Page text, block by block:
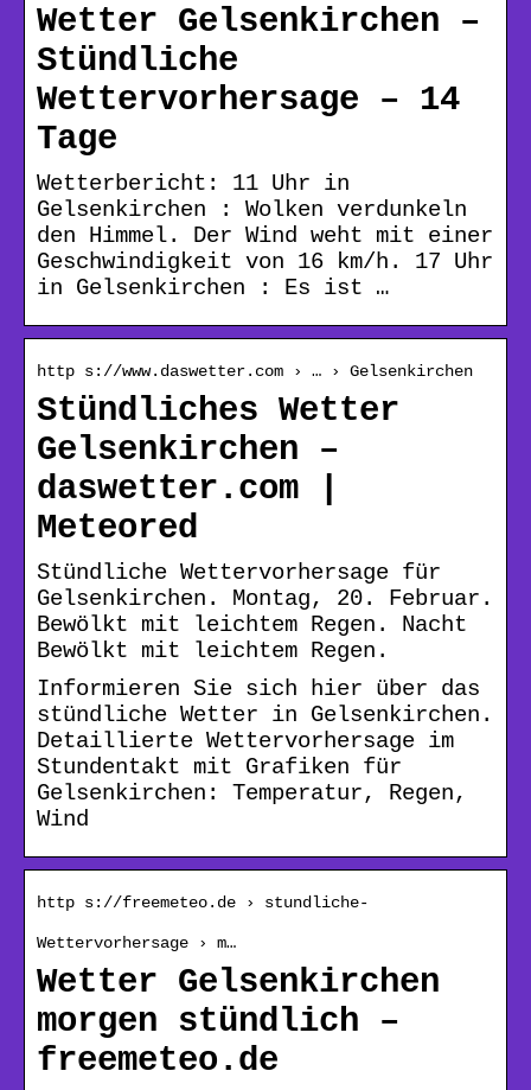
Wetter Gelsenkirchen –
Stündliche
Wettervorhersage – 14
Tage
Wetterbericht: 11 Uhr in
Gelsenkirchen : Wolken verdunkeln
den Himmel. Der Wind weht mit einer
Geschwindigkeit von 16 km/h. 17 Uhr
in Gelsenkirchen : Es ist …
http s://www.daswetter.com › … › Gelsenkirchen
Stündliches Wetter
Gelsenkirchen –
daswetter.com |
Meteored
Stündliche Wettervorhersage für
Gelsenkirchen. Montag, 20. Februar.
Bewölkt mit leichtem Regen. Nacht
Bewölkt mit leichtem Regen.
Informieren Sie sich hier über das
stündliche Wetter in Gelsenkirchen.
Detaillierte Wettervorhersage im
Stundentakt mit Grafiken für
Gelsenkirchen: Temperatur, Regen,
Wind
http s://freemeteo.de › stundliche-
Wettervorhersage › m…
Wetter Gelsenkirchen
morgen stündlich –
freemeteo.de